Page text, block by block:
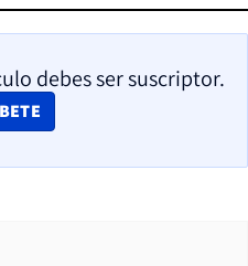
debes ser suscriptor.
NEW WINDOW